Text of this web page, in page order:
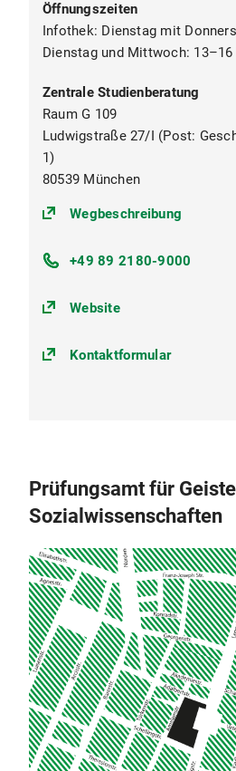
Öffnungszeiten
Infothek: Dienstag mit
Dienstag und Mittwoch: 13–16
Zentrale Studienberatung
Raum G 109
Ludwigstraße 27/I (Post:
1)
80539 München
Wegbeschreibung
+49 89 2180-9000
Website
Kontaktformular
Prüfungsamt für
Sozialwissenschaften